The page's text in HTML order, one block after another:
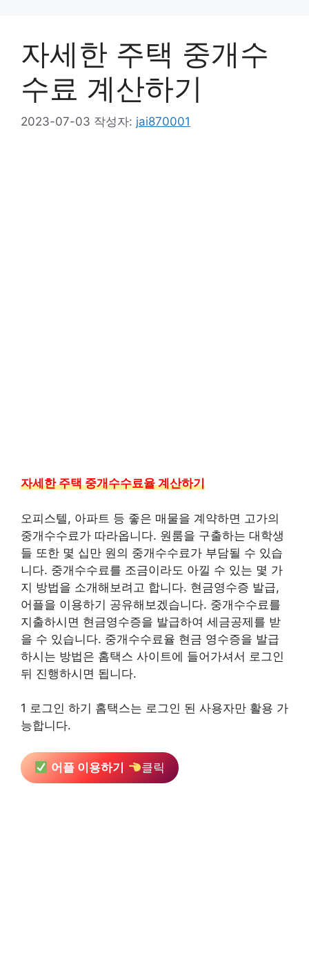
자세한 주택 중개수
수료 계산하기
2023-07-03 작성자: jai870001
자세한 주택 중개수수료율 계산하기
오피스텔, 아파트 등 좋은 매물을 계약하면 고가의
중개수수료가 따라옵니다. 원룸을 구출하는 대학생
들 또한 몇 십만 원의 중개수수료가 부담될 수 있습
니다. 중개수수료를 조금이라도 아낄 수 있는 몇 가
지 방법을 소개해보려고 합니다. 현금영수증 발급,
어플을 이용하기 공유해보겠습니다. 중개수수료를
지출하시면 현금영수증을 발급하여 세금공제를 받
을 수 있습니다. 중개수수료율 현금 영수증을 발급
하시는 방법은 홈택스 사이트에 들어가셔서 로그인
뒤 진행하시면 됩니다.
1 로그인 하기 홈택스는 로그인 된 사용자만 활용 가
능합니다.
어플 이용하기 클릭